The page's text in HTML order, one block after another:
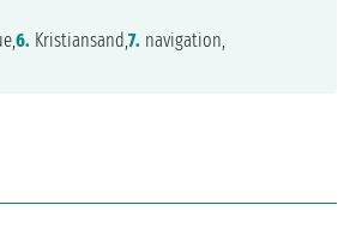
6. Kristiansand,7. navigation,